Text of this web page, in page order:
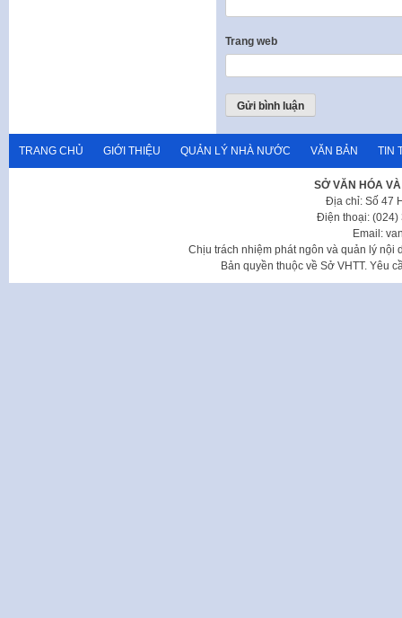
Trang web
TRANG CHỦ GIỚI THIỆU QUẢN LÝ NHÀ NƯỚC VĂN BẢN TIN
SỞ VĂN HÓA
Địa chỉ: Số 47
Điện thoại: (024)
Email:
Chịu trách nhiệm phát ngôn và quản lý nội
Bản quyền thuộc về Sở VHTT. Yêu